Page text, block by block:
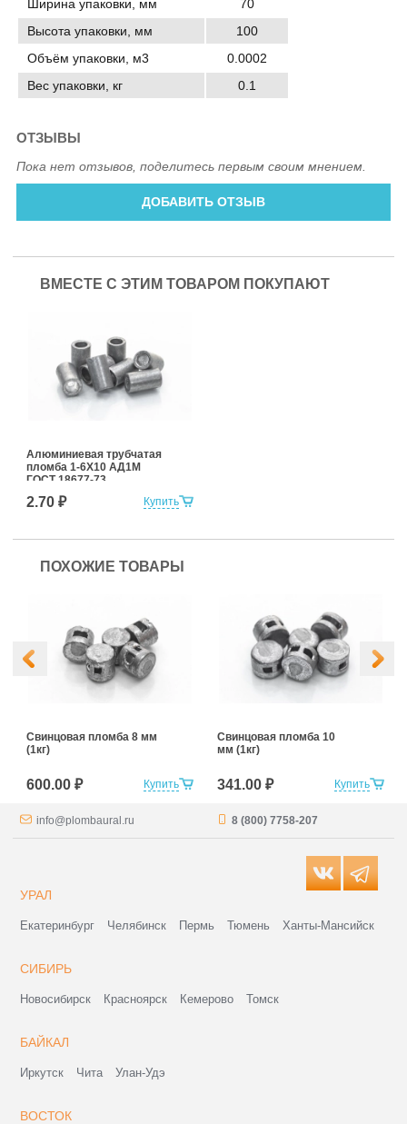
Ширина упаковки, мм
70
Высота упаковки, мм
100
Объём упаковки, м3
0.0002
Вес упаковки, кг
0.1
ОТЗЫВЫ
Пока нет отзывов, поделитесь первым своим мнением.
ДОБАВИТЬ ОТЗЫВ
ВМЕСТЕ С ЭТИМ ТОВАРОМ ПОКУПАЮТ
Купить
Алюминиевая трубчатая
пломба 1-6Х10 АД1М
ГОСТ 18677-73
2.70 ₽
ПОХОЖИЕ ТОВАРЫ
Купить
Свинцовая пломба 8 мм
(1кг)
600.00 ₽ Купить
Свинцовая пломба 10
мм (1кг)
341.00 ₽
info@plombaural.ru 8 (800) 7758-207
УРАЛ
Екатеринбург Челябинск Пермь Тюмень Ханты-Мансийск
СИБИРЬ
Новосибирск Красноярск Кемерово Томск
БАЙКАЛ
Иркутск Чита Улан-Удэ
ВОСТОК